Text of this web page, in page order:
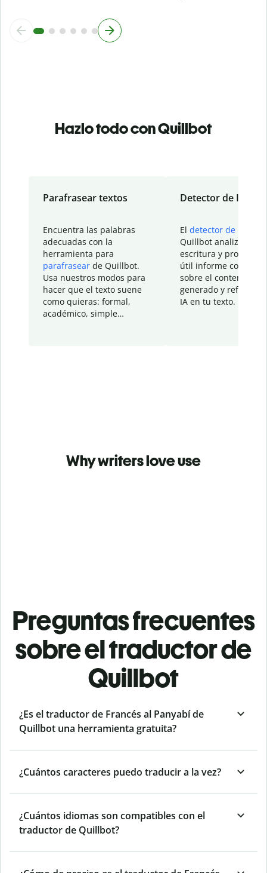
Hazlo todo con Quillbot
Parafrasear textos
Encuentra las palabras
adecuadas con la
herramienta para
parafrasear de Quillbot.
Usa nuestros modos para
hacer que el texto suene
como quieras: formal,
académico, simple…
Detector de IA
El detector de IA
Quillbot analiza tu
escritura y
útil informe con
sobre el contenido
generado y refinado
IA en tu texto.
Why writers love use
Preguntas frecuentes
sobre el traductor de
Quillbot
¿Es el traductor de Francés al Panyabí de
Quillbot una herramienta gratuita?
¿Cuántos caracteres puedo traducir a la vez?
¿Cuántos idiomas son compatibles con el
traductor de Quillbot?